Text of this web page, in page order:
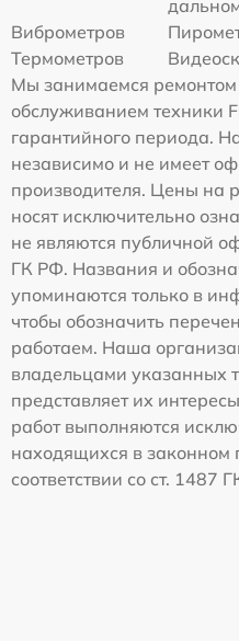
Виброметров
Термометров
Мы занимаемся ремонтом
обслуживанием техники
гарантийного периода.
независимо и не имеет
производителя. Цены на
носят исключительно
не являются публичной
ГК РФ. Названия и
упоминаются только в
чтобы обозначить
работаем. Наша
владельцами указанных
представляет их
работ выполняются
находящихся в законном
соответствии со ст. 1487